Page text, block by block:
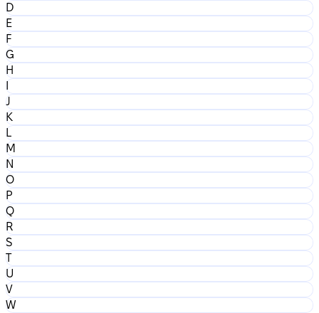
D
E
F
G
H
I
J
K
L
M
N
O
P
Q
R
S
T
U
V
W